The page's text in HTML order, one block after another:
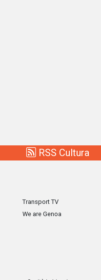
RSS Cultura
Transport TV
We are Genoa